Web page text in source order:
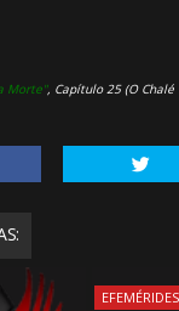
Morte", Capítulo 25 (O Chalé
EFEMÉRIDES